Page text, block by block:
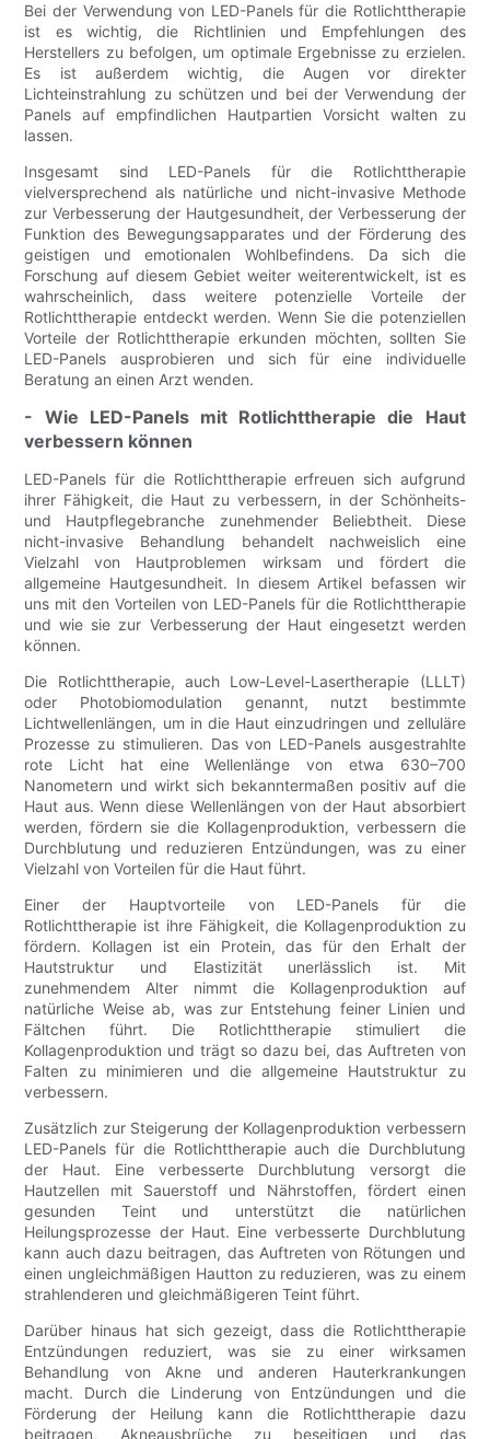
Bei der Verwendung von LED-Panels für die Rotlichttherapie
ist es wichtig, die Richtlinien und Empfehlungen des
Herstellers zu befolgen, um optimale Ergebnisse zu erzielen.
Es ist außerdem wichtig, die Augen vor direkter
Lichteinstrahlung zu schützen und bei der Verwendung der
Panels auf empfindlichen Hautpartien Vorsicht walten zu
lassen.
Insgesamt sind LED-Panels für die Rotlichttherapie
vielversprechend als natürliche und nicht-invasive Methode
zur Verbesserung der Hautgesundheit, der Verbesserung der
Funktion des Bewegungsapparates und der Förderung des
geistigen und emotionalen Wohlbefindens. Da sich die
Forschung auf diesem Gebiet weiter weiterentwickelt, ist es
wahrscheinlich, dass weitere potenzielle Vorteile der
Rotlichttherapie entdeckt werden. Wenn Sie die potenziellen
Vorteile der Rotlichttherapie erkunden möchten, sollten Sie
LED-Panels ausprobieren und sich für eine individuelle
Beratung an einen Arzt wenden.
- Wie LED-Panels mit Rotlichttherapie die Haut
verbessern können
LED-Panels für die Rotlichttherapie erfreuen sich aufgrund
ihrer Fähigkeit, die Haut zu verbessern, in der Schönheits-
und Hautpflegebranche zunehmender Beliebtheit. Diese
nicht-invasive Behandlung behandelt nachweislich eine
Vielzahl von Hautproblemen wirksam und fördert die
allgemeine Hautgesundheit. In diesem Artikel befassen wir
uns mit den Vorteilen von LED-Panels für die Rotlichttherapie
und wie sie zur Verbesserung der Haut eingesetzt werden
können.
Die Rotlichttherapie, auch Low-Level-Lasertherapie (LLLT)
oder Photobiomodulation genannt, nutzt bestimmte
Lichtwellenlängen, um in die Haut einzudringen und zelluläre
Prozesse zu stimulieren. Das von LED-Panels ausgestrahlte
rote Licht hat eine Wellenlänge von etwa 630–700
Nanometern und wirkt sich bekanntermaßen positiv auf die
Haut aus. Wenn diese Wellenlängen von der Haut absorbiert
werden, fördern sie die Kollagenproduktion, verbessern die
Durchblutung und reduzieren Entzündungen, was zu einer
Vielzahl von Vorteilen für die Haut führt.
Einer der Hauptvorteile von LED-Panels für die
Rotlichttherapie ist ihre Fähigkeit, die Kollagenproduktion zu
fördern. Kollagen ist ein Protein, das für den Erhalt der
Hautstruktur und Elastizität unerlässlich ist. Mit
zunehmendem Alter nimmt die Kollagenproduktion auf
natürliche Weise ab, was zur Entstehung feiner Linien und
Fältchen führt. Die Rotlichttherapie stimuliert die
Kollagenproduktion und trägt so dazu bei, das Auftreten von
Falten zu minimieren und die allgemeine Hautstruktur zu
verbessern.
Zusätzlich zur Steigerung der Kollagenproduktion verbessern
LED-Panels für die Rotlichttherapie auch die Durchblutung
der Haut. Eine verbesserte Durchblutung versorgt die
Hautzellen mit Sauerstoff und Nährstoffen, fördert einen
gesunden Teint und unterstützt die natürlichen
Heilungsprozesse der Haut. Eine verbesserte Durchblutung
kann auch dazu beitragen, das Auftreten von Rötungen und
einen ungleichmäßigen Hautton zu reduzieren, was zu einem
strahlenderen und gleichmäßigeren Teint führt.
Darüber hinaus hat sich gezeigt, dass die Rotlichttherapie
Entzündungen reduziert, was sie zu einer wirksamen
Behandlung von Akne und anderen Hauterkrankungen
macht. Durch die Linderung von Entzündungen und die
Förderung der Heilung kann die Rotlichttherapie dazu
beitragen, Akneausbrüche zu beseitigen und das